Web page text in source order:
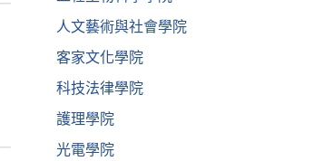
人文藝術與社會學院
客家文化學院
科技法律學院
護理學院
光電學院